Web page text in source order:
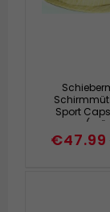
Sport
€47.99